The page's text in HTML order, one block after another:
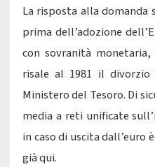
La risposta alla domanda
prima dell’adozione
con sovranità
risale al 1981 il
Ministero del Tesoro. Di
media a reti unificate
in caso di uscita dall’euro
già qui.